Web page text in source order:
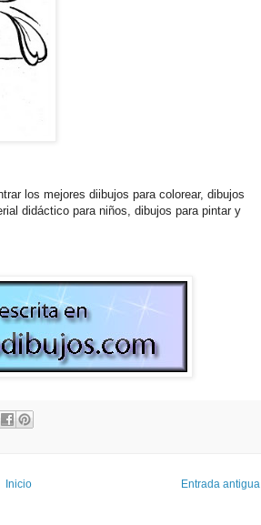
los mejores diibujos para colorear, dibujos
didáctico para niños, dibujos para pintar y
Entrada antigua
Inicio